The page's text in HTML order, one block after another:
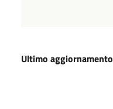
Ultimo aggiornamento